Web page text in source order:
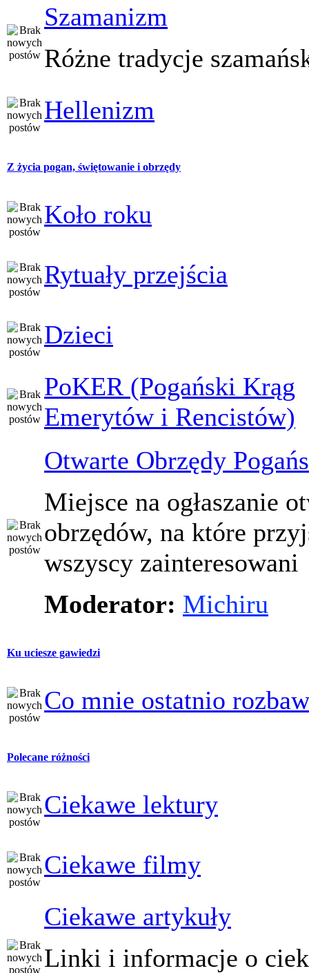
Szamanizm
Różne tradycje
Hellenizm
Z życia pogan, świętowanie i obrzędy
Koło roku
Rytuały przejścia
Dzieci
PoKER (Pogański Krąg
Emerytów i Rencistów)
Otwarte Obrzędy
Miejsce na ogłaszanie
obrzędów, na które
wszyscy zainteresowani
Moderator: Michiru
Ku uciesze gawiedzi
Co mnie ostatnio
Polecane różności
Ciekawe lektury
Ciekawe filmy
Ciekawe artykuły
Linki i informacje o